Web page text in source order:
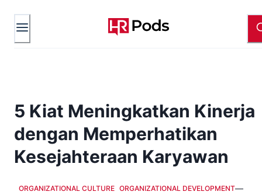
5 Kiat Meningkatkan Kinerja
dengan Memperhatikan
Kesejahteraan Karyawan
ORGANIZATIONAL CULTURE ORGANIZATIONAL DEVELOPMENT—